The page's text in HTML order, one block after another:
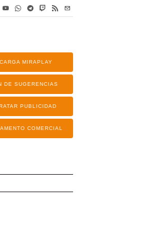
MIRAPLAY
DE SUGERENCIAS
PUBLICIDAD
COMERCIAL